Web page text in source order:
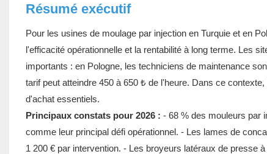
Résumé exécutif
Pour les usines de moulage par injection en Turquie et en
l'efficacité opérationnelle et la rentabilité à long terme. Les
importants : en Pologne, les techniciens de maintenance
tarif peut atteindre 450 à 650 ₺ de l'heure. Dans ce
d'achat essentiels.
Principaux constats pour 2026 : - 68 % des mouleurs par
comme leur principal défi opérationnel. - Les lames de
1 200 € par intervention. - Les broyeurs latéraux de presse